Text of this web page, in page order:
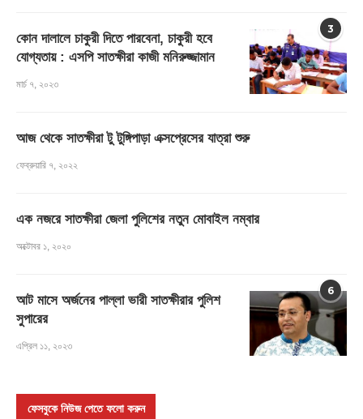
3
কোন দালালে চাকুরী দিতে পারবেনা, চাকুরী হবে
যোগ্যতায় : এসপি সাতক্ষীরা কাজী মনিরুজ্জামান
মার্চ ৭, ২০২৩
আজ থেকে সাতক্ষীরা টু টুঙ্গিপাড়া এক্সপ্রেসের যাত্রা শুরু
ফেব্রুয়ারি ৭, ২০২২
এক নজরে সাতক্ষীরা জেলা পুলিশের নতুন মোবাইল নম্বার
অক্টোবর ১, ২০২০
6
আট মাসে অর্জনের পাল্লা ভারী সাতক্ষীরার পুলিশ
সুপারের
এপ্রিল ১১, ২০২৩
ফেসবুকে নিউজ পেতে ফলো করুন